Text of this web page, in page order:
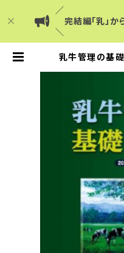
／
完結編「乳」か
＼
乳牛管理の基